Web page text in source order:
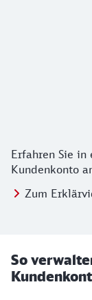
Erfahren Sie in
Kundenkonto
Zum
So